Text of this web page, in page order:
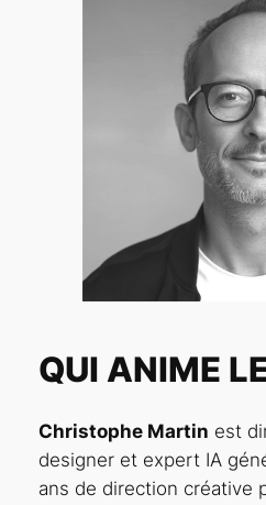
QUI ANIME
Christophe Martin est
designer et expert IA
ans de direction créative